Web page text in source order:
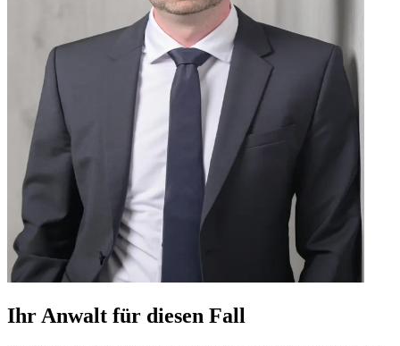
Ihr Anwalt für diesen Fall